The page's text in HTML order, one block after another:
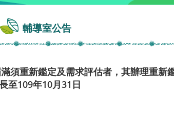
輔導室公告
須重新鑑定及需求評估者，其辦理重新
至109年10月31日